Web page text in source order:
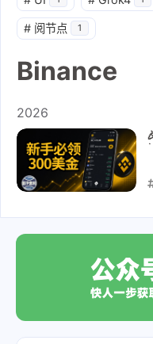
# 阅节点 1
Binance
2026